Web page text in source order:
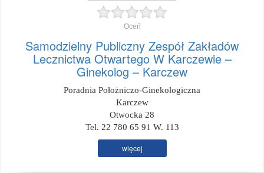
Oceń
Samodzielny Publiczny Zespół Zakładów
Lecznictwa Otwartego W Karczewie –
Ginekolog – Karczew
Poradnia Położniczo-Ginekologiczna
Karczew
Otwocka 28
Tel. 22 780 65 91 W. 113
więcej